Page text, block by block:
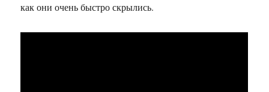
как они очень быстро скрылись.